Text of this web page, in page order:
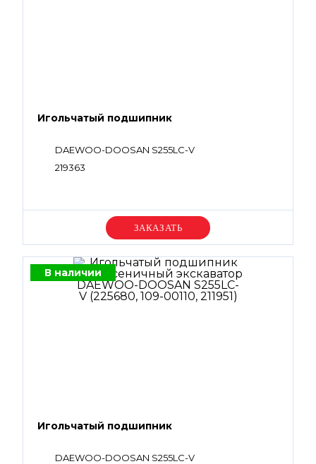
Игольчатый подшипник
DAEWOO-DOOSAN S255LC-V
219363
Уточняйте цену
В наличии
Игольчатый подшипник
DAEWOO-DOOSAN S255LC-V